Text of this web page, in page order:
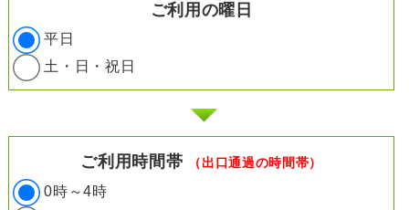
ご利用の曜日
平日
土・日・祝日
ご利用時間帯 （出口通過の時間帯）
0時～4時